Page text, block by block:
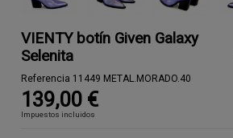
VIENTY botín Given Galaxy
Selenita
Referencia 11449 METAL.MORADO.40
139,00 €
Impuestos incluidos